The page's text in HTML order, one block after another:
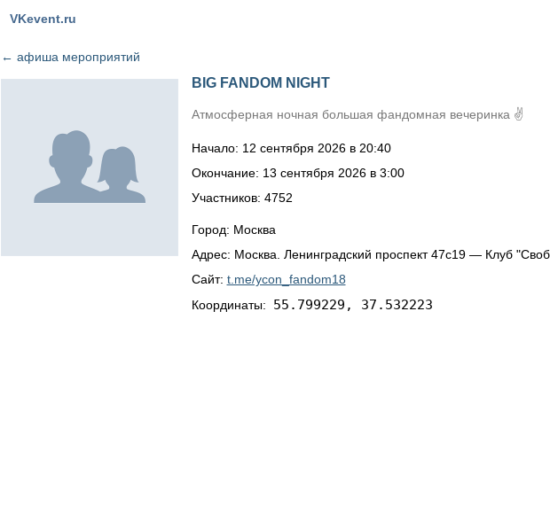
VKevent.ru
← афиша мероприятий
BIG FANDOM NIGHT
Атмосферная ночная большая фандомная вечеринка ✌️
Начало: 12 сентября 2026 в 20:40
Окончание: 13 сентября 2026 в 3:00
Участников: 4752
Город: Москва
Адрес: Москва. Ленинградский проспект 47с19 — Клуб
Сайт: t.me/ycon_fandom18
Координаты: 55.799229, 37.532223